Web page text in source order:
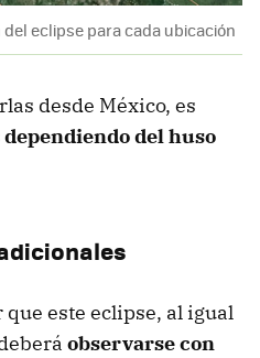
eclipse para cada ubicación
desde México, es
del huso
este eclipse, al igual
observarse con